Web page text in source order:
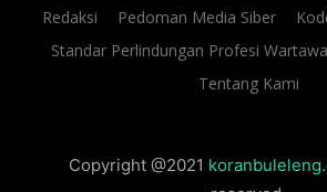
Redaksi Pedoman Media Siber
Standar Perlindungan Profesi
Tentang Kami
Copyright @2021